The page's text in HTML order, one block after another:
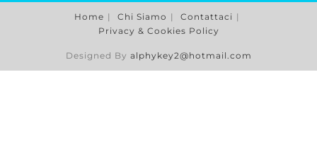
Home Chi Siamo
Contattaci
Privacy & Cookies Policy
Designed By alphykey2@hotmail.com